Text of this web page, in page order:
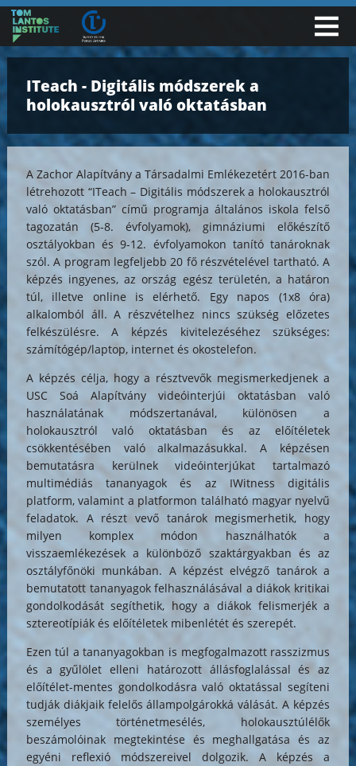
ITeach - Digitális módszerek a
holokausztról való oktatásban
A Zachor Alapítvány a Társadalmi Emlékezetért 2016-ban
létrehozott “ITeach – Digitális módszerek a holokausztról
való oktatásban” című programja általános iskola felső
tagozatán (5-8. évfolyamok), gimnáziumi előkészítő
osztályokban és 9-12. évfolyamokon tanító tanároknak
szól. A program legfeljebb 20 fő részvételével tartható. A
képzés ingyenes, az ország egész területén, a határon
túl, illetve online is elérhető. Egy napos (1x8 óra)
alkalomból áll. A részvételhez nincs szükség előzetes
felkészülésre. A képzés kivitelezéséhez szükséges:
számítógép/laptop, internet és okostelefon.
A képzés célja, hogy a résztvevők megismerkedjenek a
USC Soá Alapítvány videóinterjúi oktatásban való
használatának módszertanával, különösen a
holokausztról való oktatásban és az előítéletek
csökkentésében való alkalmazásukkal. A képzésen
bemutatásra kerülnek videóinterjúkat tartalmazó
multimédiás tananyagok és az IWitness digitális
platform, valamint a platformon található magyar nyelvű
feladatok. A részt vevő tanárok megismerhetik, hogy
milyen komplex módon használhatók a
visszaemlékezések a különböző szaktárgyakban és az
osztályfőnöki munkában. A képzést elvégző tanárok a
bemutatott tananyagok felhasználásával a diákok kritikai
gondolkodását segíthetik, hogy a diákok felismerjék a
sztereotípiák és előítéletek mibenlétét és szerepét.
Ezen túl a tananyagokban is megfogalmazott rasszizmus
és a gyűlölet elleni határozott állásfoglalással és az
előítélet-mentes gondolkodásra való oktatással segíteni
tudják diákjaik felelős állampolgárokká válását. A képzés
személyes történetmesélés, holokausztúlélők
beszámolóinak megtekintése és meghallgatása és az
egyéni reflexió módszereivel dolgozik. A képzés a